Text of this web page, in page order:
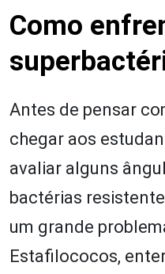
Como
Antes de pensar
chegar aos
avaliar alguns
bactérias
um grande
Estafilococos,